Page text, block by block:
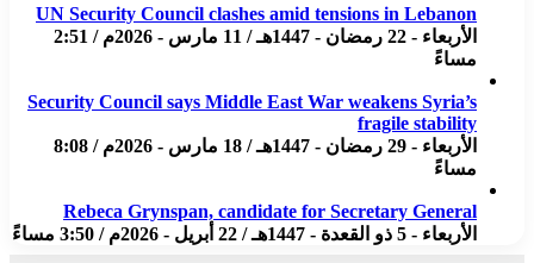
UN Security Council clashes amid tensions in Lebanon
الأربعاء - 22 رمضان - 1447هـ / 11 مارس - 2026م / 2:51
مساءً
Security Council says Middle East War weakens Syria’s
fragile stability
الأربعاء - 29 رمضان - 1447هـ / 18 مارس - 2026م / 8:08
مساءً
Rebeca Grynspan, candidate for Secretary General
الأربعاء - 5 ذو القعدة - 1447هـ / 22 أبريل - 2026م / 3:50 مساءً